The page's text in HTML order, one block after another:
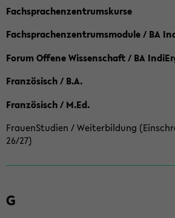
Fachsprachenzentrumskurse
Fachsprachenzentrumsmodule / BA
Forum Offene Wissenschaft / BA
Französisch / B.A.
Französisch / M.Ed.
FrauenStudien / Weiterbildung
26/27)
G